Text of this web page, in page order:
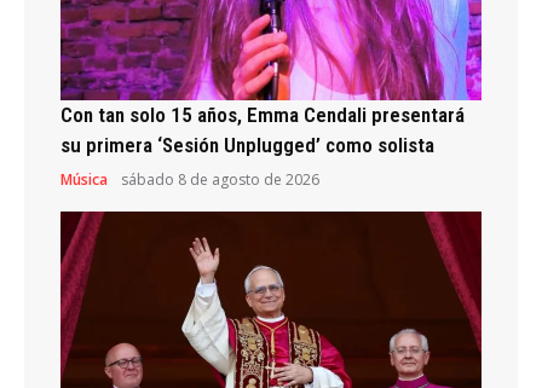
Con tan solo 15 años, Emma Cendali presentará
su primera ‘Sesión Unplugged’ como solista
Música sábado 8 de agosto de 2026